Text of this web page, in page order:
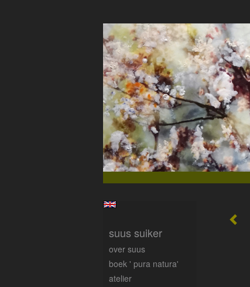
suus suiker
over suus
boek ' pura natura'
atelier